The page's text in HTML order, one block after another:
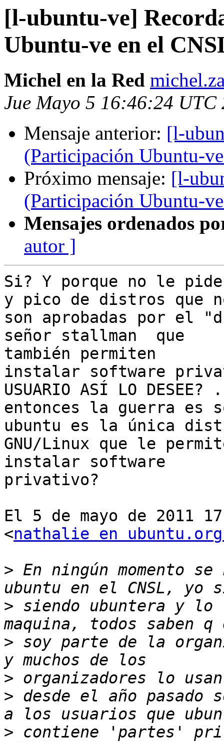
[l-ubuntu-ve]
Ubuntu-ve en el
Michel en la Red
Jue Mayo 5 16:46:24 UTC
Mensaje anterior: [l-
(Participación Ubuntu-
Próximo mensaje: [l-
(Participación Ubuntu-
Mensajes ordenados
autor ]
Si? Y porque no le
y pico de distros que
son aprobadas por el
señor stallman  que
también permiten
instalar software
USUARIO ASÍ LO DESEE?
entonces la guerra es
ubuntu es la única
GNU/Linux que le
instalar software
privativo?
El 5 de mayo de 2011
<nathalie en
> En ningún momento
> siendo ubuntera y lo
> soy parte de la
>
> desde el año pasado
> contiene 'partes'